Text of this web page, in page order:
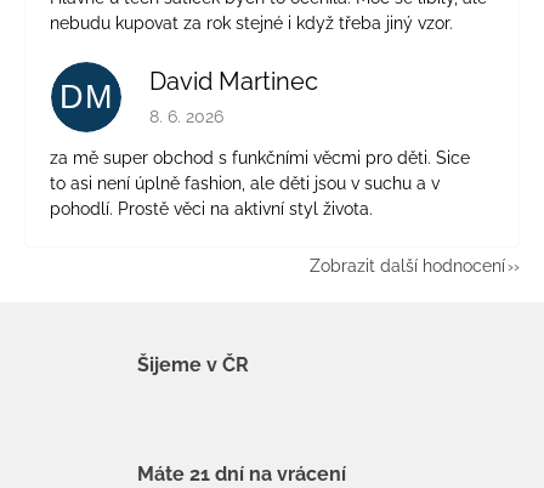
nebudu kupovat za rok stejné i když třeba jiný vzor.
DM David Martinec
Hodnocení obchodu je 5 z 5 hvězdiček.
8. 6. 2026
za mě super obchod s funkčními věcmi pro děti. Sice
to asi není úplně fashion, ale děti jsou v suchu a v
pohodlí. Prostě věci na aktivní styl života.
Zobrazit další hodnocení
Šijeme v ČR
Máte 21 dní na vrácení